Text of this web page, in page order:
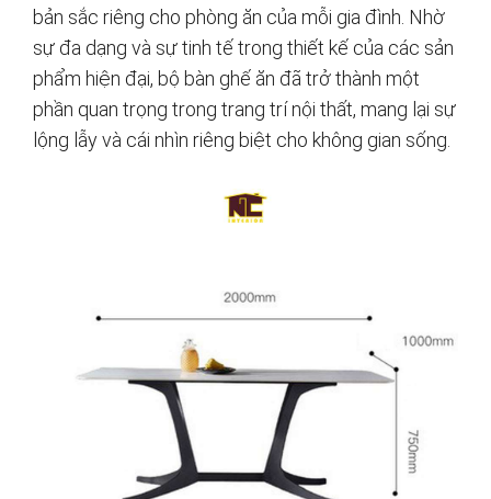
bản sắc riêng cho phòng ăn của mỗi gia đình. Nhờ
sự đa dạng và sự tinh tế trong thiết kế của các sản
phẩm hiện đại, bộ bàn ghế ăn đã trở thành một
phần quan trọng trong trang trí nội thất, mang lại sự
lộng lẫy và cái nhìn riêng biệt cho không gian sống.